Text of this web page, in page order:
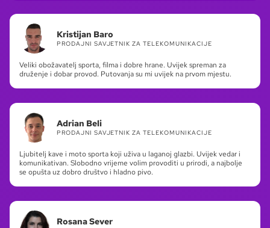
Kristijan Baro
PRODAJNI SAVJETNIK ZA TELEKOMUNIKACIJE
Veliki obožavatelj sporta, filma i dobre hrane. Uvijek spreman za
druženje i dobar provod. Putovanja su mi uvijek na prvom mjestu.
Adrian Beli
PRODAJNI SAVJETNIK ZA TELEKOMUNIKACIJE
Ljubitelj kave i moto sporta koji uživa u laganoj glazbi. Uvijek vedar i
komunikativan. Slobodno vrijeme volim provoditi u prirodi, a najbolje
se opušta uz dobro društvo i hladno pivo.
Rosana Sever